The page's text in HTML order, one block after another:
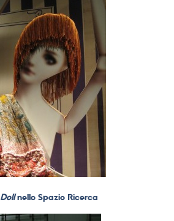
Dollnello Spazio Ricerca